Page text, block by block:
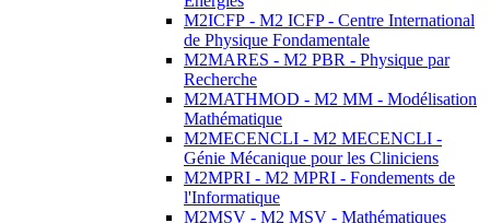
M2ICFP - M2 ICFP - Centre International
de Physique Fondamentale
M2MARES - M2 PBR - Physique par
Recherche
M2MATHMOD - M2 MM - Modélisation
Mathématique
M2MECENCLI - M2 MECENCLI -
Génie Mécanique pour les Cliniciens
M2MPRI - M2 MPRI - Fondements de
l'Informatique
M2MSV - M2 MSV - Mathématiques